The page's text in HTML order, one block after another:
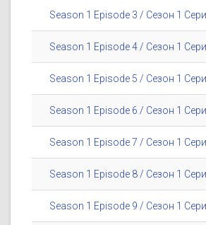
Season 1 Episode 3 / Сезон 1
Season 1 Episode 4 / Сезон 1
Season 1 Episode 5 / Сезон 1
Season 1 Episode 6 / Сезон 1
Season 1 Episode 7 / Сезон 1
Season 1 Episode 8 / Сезон 1
Season 1 Episode 9 / Сезон 1